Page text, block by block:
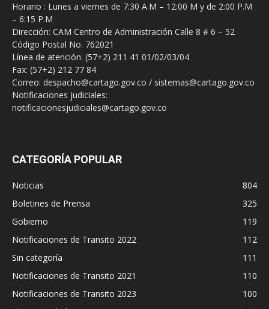
Horario : Lunes a viernes de 7:30 A.M – 12:00 M y de 2:00 P.M
– 6:15 P.M
Dirección: CAM Centro de Administración Calle 8 # 6 – 52
Código Postal No. 762021
Línea de atención: (57+2) 211 41 01/02/03/04
Fax: (57+2) 212 77 84
Correo: despacho@cartago.gov.co / sistemas@cartago.gov.co
Notificaciones judiciales:
notificacionesjudiciales@cartago.gov.co
CATEGORÍA POPULAR
Noticias
804
Boletines de Prensa
325
Gobierno
119
Notificaciones de Transito 2022
112
Sin categoría
111
Notificaciones de Transito 2021
110
Notificaciones de Transito 2023
100